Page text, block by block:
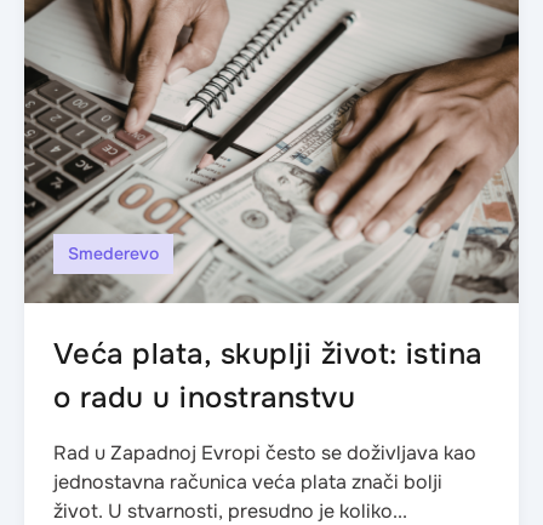
Smederevo
Veća plata, skuplji život: istina
o radu u inostranstvu
Rad u Zapadnoj Evropi često se doživljava kao
jednostavna računica veća plata znači bolji
život. U stvarnosti, presudno je koliko...